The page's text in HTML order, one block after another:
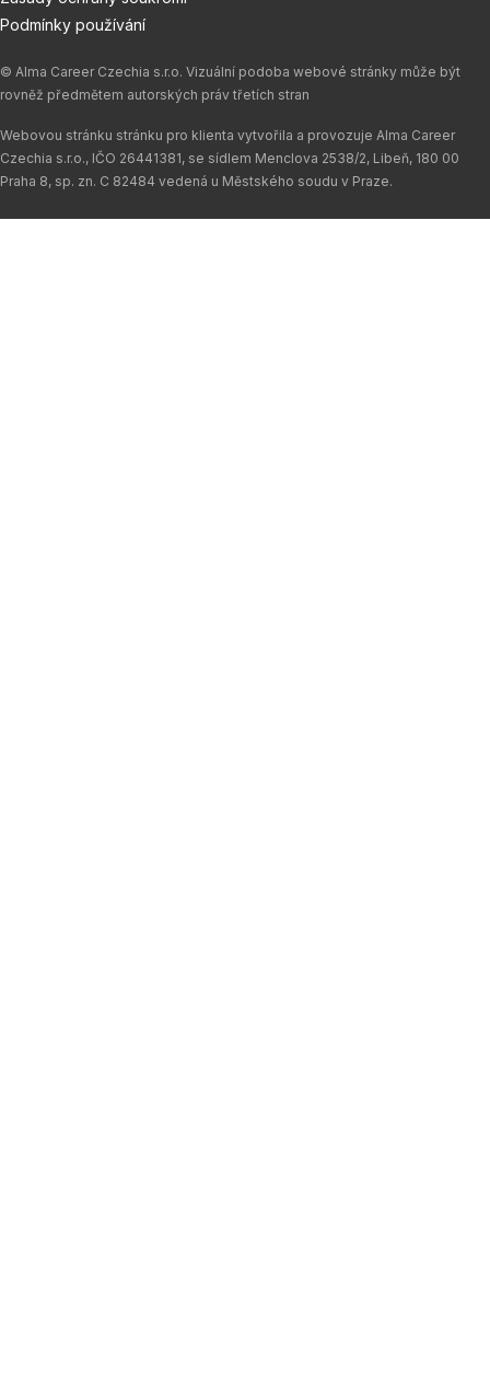
Podmínky používání
© Alma Career Czechia s.r.o. Vizuální podoba webové stránky může být
rovněž předmětem autorských práv třetích stran
Webovou stránku stránku pro klienta vytvořila a provozuje Alma Career
Czechia s.r.o., IČO 26441381, se sídlem Menclova 2538/2, Libeň, 180 00
Praha 8, sp. zn. C 82484 vedená u Městského soudu v Praze.